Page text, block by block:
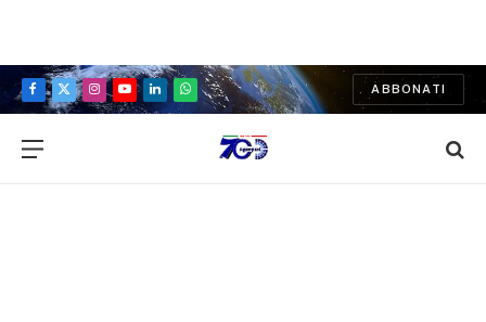
Facebook
X
Instagram
YouTubeLinkedInWhatsApp
ABBONATI